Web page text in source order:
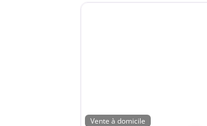
Vente à domicile